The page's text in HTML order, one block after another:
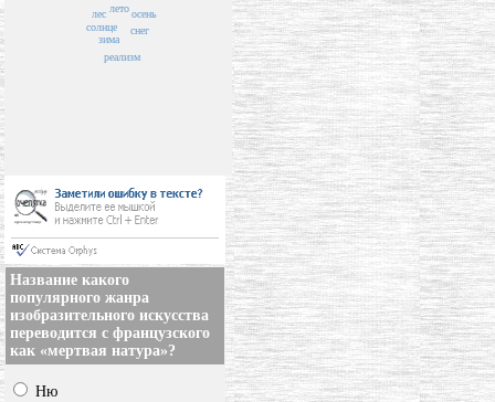
лето
солнце
лес
зима
осень
снег
реализм
Название какого
популярного жанра
изобразительного искусства
переводится с французского
как «мертвая натура»?
Ню